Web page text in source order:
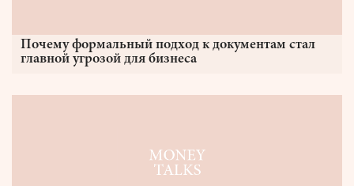
Почему формальный подход к документам стал
главной угрозой для бизнеса